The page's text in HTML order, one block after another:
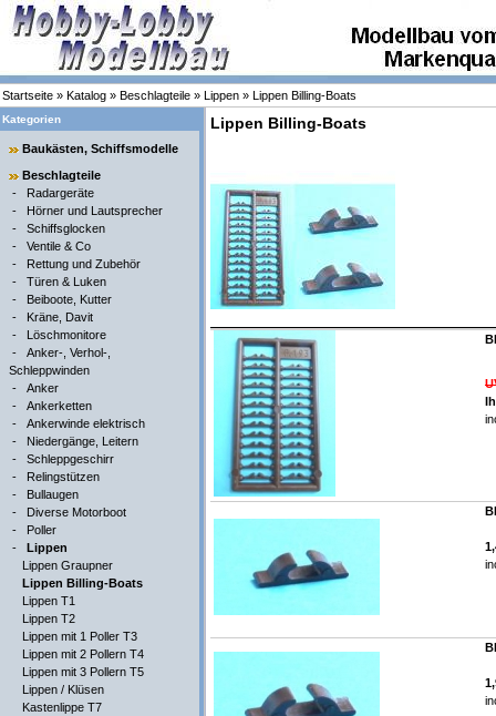
Startseite » Katalog » Beschlagteile » Lippen » Lippen Billing-Boats
Kategorien
Baukästen, Schiffsmodelle
Beschlagteile
- Radargeräte
- Hörner und Lautsprecher
- Schiffsglocken
- Ventile & Co
- Rettung und Zubehör
- Türen & Luken
- Beiboote, Kutter
- Kräne, Davit
- Löschmonitore
- Anker-, Verhol-,
Schleppwinden
- Anker
- Ankerketten
- Ankerwinde elektrisch
- Niedergänge, Leitern
- Schleppgeschirr
- Relingstützen
- Bullaugen
- Diverse Motorboot
- Poller
- Lippen
Lippen Graupner
Lippen Billing-Boats
Lippen T1
Lippen T2
Lippen mit 1 Poller T3
Lippen mit 2 Pollern T4
Lippen mit 3 Pollern T5
Lippen / Klüsen
Kastenlippe T7
Lippen Billing-Boats